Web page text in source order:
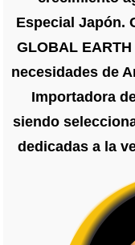
Especial Japón.
GLOBAL
necesidades de
Importadora
siendo
dedicadas a la